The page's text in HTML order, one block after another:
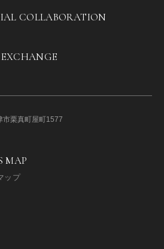
COLLABORATION
市栗真町屋町1577
MAP
ップ